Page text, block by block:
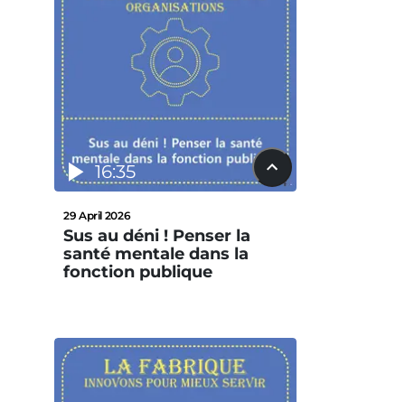
16:35
29 April 2026
Sus au déni ! Penser la
santé mentale dans la
fonction publique